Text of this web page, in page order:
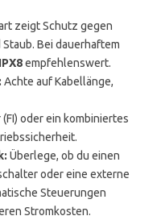
zeigt Schutz gegen
Bei dauerhaftem
IPX8empfehlenswert.
Achte auf Kabellänge,
oder ein kombiniertes
Überlege, ob du einen
oder eine externe
Steuerungen
Stromkosten.